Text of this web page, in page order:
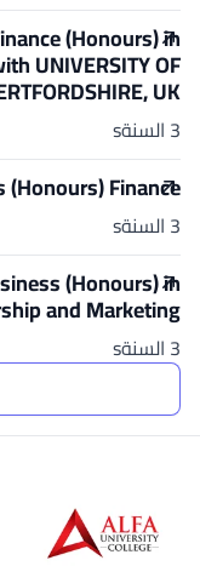
(Honours) in
UNIVERSITY OF
UK
3 السنةs
Finance
3 السنةs
(Honours) in
and Marketing
3 السنةs